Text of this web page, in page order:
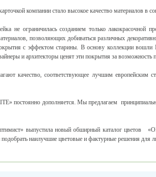
компании стало высокое качество материалов в
не ограничилась созданием только
позволяющих добиваться различных
с эффектом старины. В основу коллекции
и архитекторы ценят эти покрытия за возможность
качество, соответствующее лучшим европейским
постоянно дополняется. Мы предлагаем
выпустила новый обширный каталог цветов
наилучшие цветовые и фактурные решения для